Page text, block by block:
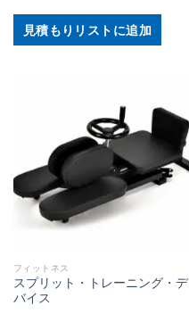
見積もりリストに追加
フィットネス
スプリット・トレーニング・デ
バイス